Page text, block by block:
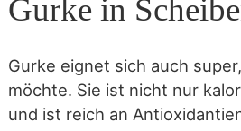
Gurke in
Gurke eignet sich auch
möchte. Sie ist nicht nur
und ist reich an